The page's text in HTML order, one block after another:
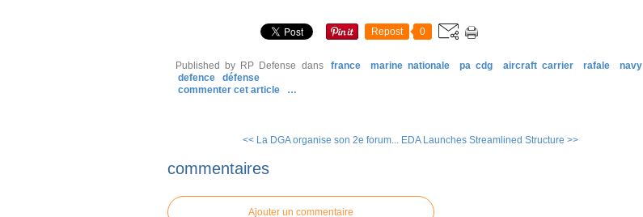
Repost 0
Published by RP Defense dans france marine nationale pa cdg aircraft carrier rafale
navy
defence
défense
commenter cet article
…
<< La DGA organise son 2e forum... EDA Launches Streamlined Structure >>
commentaires
Ajouter un commentaire